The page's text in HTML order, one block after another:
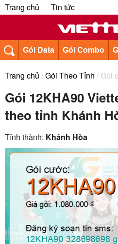
Trang chủ Tin tức
Gói Data Gói Combo
Trang chủ /Gói Theo Tỉnh / Gói
Gói 12KHA90
theo tỉnh Khánh
Tỉnh thành: Khánh Hòa